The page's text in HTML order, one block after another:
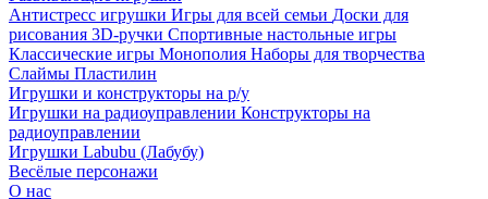
Антистресс игрушки Игры для всей семьи Доски для
рисования 3D-ручки Спортивные настольные игры
Классические игры Монополия Наборы для творчества
Слаймы Пластилин
Игрушки и конструкторы на р/у
Игрушки на радиоуправлении Конструкторы на
радиоуправлении
Игрушки Labubu (Лабубу)
Весёлые персонажи
О нас